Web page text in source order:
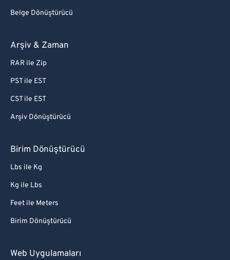
Belge Dönüştürücü
Arşiv & Zaman
RAR ile Zip
PST ile EST
CST ile EST
Arşiv Dönüştürücü
Birim Dönüştürücü
Lbs ile Kg
Kg ile Lbs
Feet ile Meters
Birim Dönüştürücü
Web Uygulamaları